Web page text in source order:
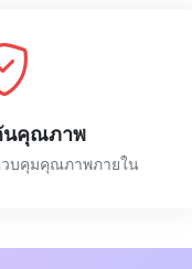
นคุณภาพ
บคุมคุณภาพภายใน